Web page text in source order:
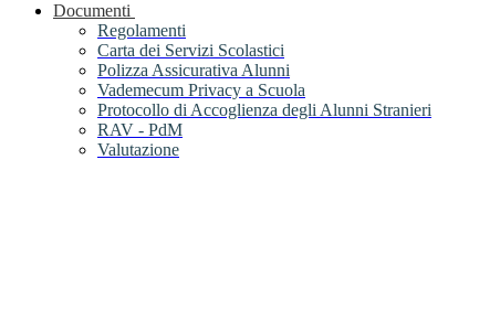
Documenti
Regolamenti
Carta dei Servizi Scolastici
Polizza Assicurativa Alunni
Vademecum Privacy a Scuola
Protocollo di Accoglienza degli Alunni Stranieri
RAV - PdM
Valutazione